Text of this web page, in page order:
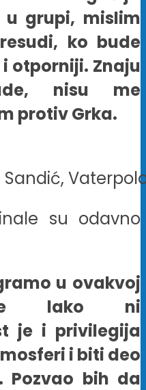
grupi, mislim
ko bude
otporniji. Znaju
nisu me
protiv Grka.
su odavno
u ovakvoj
lako ni
je i privilegija
i biti deo
Pozvao bih da